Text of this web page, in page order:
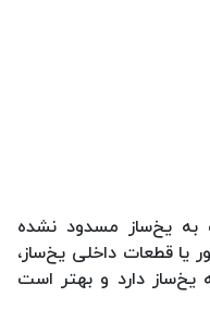
به یخ‌ساز مسدود نشده
یا قطعات داخلی یخ‌ساز،
یخ‌ساز دارد و بهتر است